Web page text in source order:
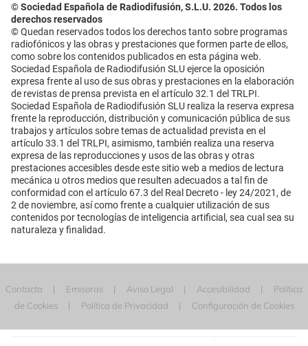
© Sociedad Española de Radiodifusión, S.L.U. 2026. Todos los
derechos reservados
© Quedan reservados todos los derechos tanto sobre programas
radiofónicos y las obras y prestaciones que formen parte de ellos,
como sobre los contenidos publicados en esta página web.
Sociedad Española de Radiodifusión SLU ejerce la oposición
expresa frente al uso de sus obras y prestaciones en la elaboración
de revistas de prensa prevista en el artículo 32.1 del TRLPI.
Sociedad Española de Radiodifusión SLU realiza la reserva expresa
frente la reproducción, distribución y comunicación pública de sus
trabajos y artículos sobre temas de actualidad prevista en el
artículo 33.1 del TRLPI, asimismo, también realiza una reserva
expresa de las reproducciones y usos de las obras y otras
prestaciones accesibles desde este sitio web a medios de lectura
mecánica u otros medios que resulten adecuados a tal fin de
conformidad con el artículo 67.3 del Real Decreto - ley 24/2021, de
2 de noviembre, así como frente a cualquier utilización de sus
contenidos por tecnologías de inteligencia artificial, sea cual sea su
naturaleza y finalidad.
Contacta Emisoras Aviso Legal Accesibilidad
Política
de Cookies
Política de Privacidad Configuración de Cookies